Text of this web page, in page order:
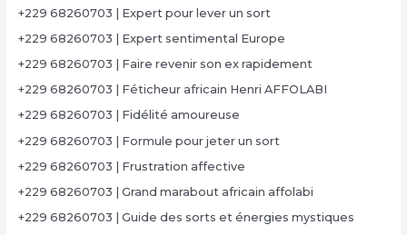
+229 68260703 | Expert pour lever un sort
+229 68260703 | Expert sentimental Europe
+229 68260703 | Faire revenir son ex rapidement
+229 68260703 | Féticheur africain Henri AFFOLABI
+229 68260703 | Fidélité amoureuse
+229 68260703 | Formule pour jeter un sort
+229 68260703 | Frustration affective
+229 68260703 | Grand marabout africain affolabi
+229 68260703 | Guide des sorts et énergies mystiques